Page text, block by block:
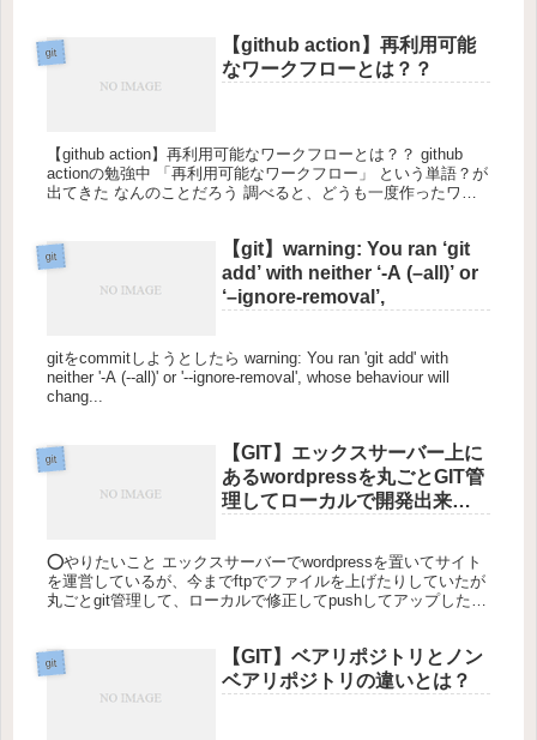
git
【github action】再利用可能
なワークフローとは？？
【github action】再利用可能なワークフローとは？？ github
actionの勉強中 「再利用可能なワークフロー」 という単語？が
出てきた なんのことだろう 調べると、どうも一度作ったワー
git
【git】warning: You ran ‘git
add’ with neither ‘-A (–all)’ or
‘–ignore-removal’,
gitをcommitしようとしたら warning: You ran 'git add' with
neither '-A (--all)' or '--ignore-removal', whose behaviour will
chang...
git
【GIT】エックスサーバー上に
あるwordpressを丸ごとGIT管
理してローカルで開発出来る
⭕️やりたいこと エックスサーバーでwordpressを置いてサイト
を運営しているが、今までftpでファイルを上げたりしていたが
丸ごとgit管理して、ローカルで修正してpushしてアップした
git
【GIT】ベアリポジトリとノン
ベアリポジトリの違いとは？